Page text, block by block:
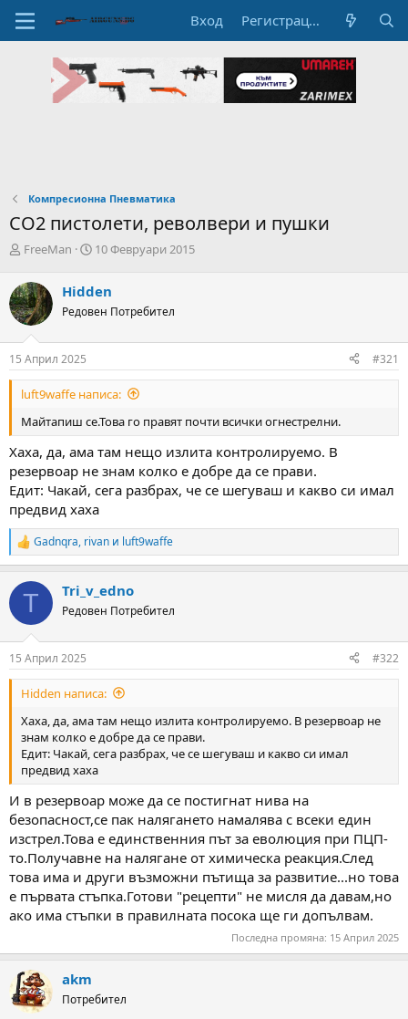
Вход Регистрация
Компресионна Пневматика
CO2 пистолети, револвери и пушки
А
т
о
р
н
а
т
е
м
т
FreeMan
Н
а
л
а
а
т
10 Февруари 2015
Hidden
Редовен Потребител
15 Април 2025 #321
luft9waffe написа:
Майтапиш се.Това го правят почти всички огнестрелни.
Хаха, да, ама там нещо излита контролируемо. В
резервоар не знам колко е добре да се прави.
Едит: Чакай, сега разбрах, че се шегуваш и какво си имал
предвид хаха
R
e
c
i
s
:
Gadnqra, rivan и luft9waffe
T Tri_v_edno
Редовен Потребител
15 Април 2025 #322
Hidden написа:
Хаха, да, ама там нещо излита контролируемо. В резервоар не
знам колко е добре да се прави.
Едит: Чакай, сега разбрах, че се шегуваш и какво си имал
предвид хаха
И в резервоар може да се постигнат нива на
безопасност,се пак налягането намалява с всеки един
изстрел.Това е единственния път за еволюция при ПЦП-
то.Получавне на налягане от химическа реакция.След
това има и други възможни пътища за развитие...но това
е първата стъпка.Готови "рецепти" не мисля да давам,но
ако има стъпки в правилната посока ще ги допълвам.
Последна промяна: 15 Април 2025
akm
Потребител